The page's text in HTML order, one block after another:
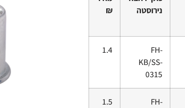
נירוסטה
₪
FH-
KB/SS-
0315
1.4
FH-
1.5